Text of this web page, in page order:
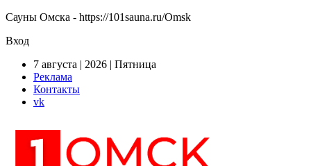
Сауны Омска - https://101sauna.ru/Omsk
Вход
7 августа | 2026 | Пятница
Реклама
Контакты
vk